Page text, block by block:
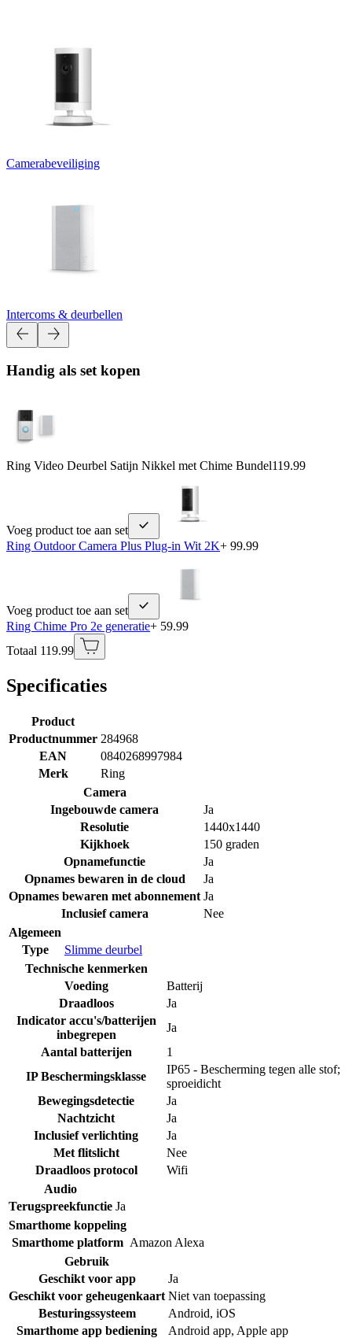
Camerabeveiliging
Intercoms & deurbellen
Handig als set kopen
Ring Video Deurbel Satijn Nikkel met Chime Bundel119.99
Voeg product toe aan set
Ring Outdoor Camera Plus Plug-in Wit 2K+ 99.99
Voeg product toe aan set
Ring Chime Pro 2e generatie+ 59.99
Totaal 119.99
Specificaties
Product
Productnummer 284968
EAN
0840268997984
Merk
Ring
Camera
Ingebouwde camera
Ja
Resolutie
1440x1440
Kijkhoek
150 graden
Opnamefunctie
Ja
Opnames bewaren in de cloud
Ja
Opnames bewaren met abonnement Ja
Inclusief camera
Nee
Algemeen
Type
Slimme deurbel
Technische kenmerken
Voeding
Batterij
Draadloos
Ja
Indicator accu's/batterijen
inbegrepen
Ja
Aantal batterijen
1
IP Beschermingsklasse
IP65 - Bescherming tegen alle stof;
sproeidicht
Bewegingsdetectie
Ja
Nachtzicht
Ja
Inclusief verlichting
Ja
Met flitslicht
Nee
Draadloos protocol
Wifi
Audio
Terugspreekfunctie Ja
Smarthome koppeling
Smarthome platform Amazon Alexa
Gebruik
Geschikt voor app
Ja
Geschikt voor geheugenkaart Niet van toepassing
Besturingssysteem
Android, iOS
Smarthome app bediening
Android app, Apple app